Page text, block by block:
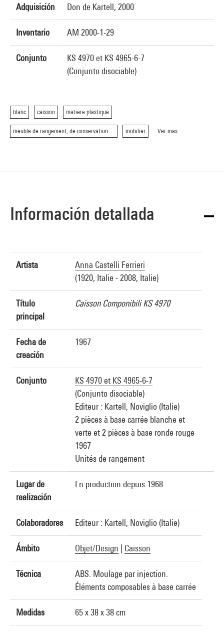
Adquisición Don de Kartell, 2000
Inventario AM 2000-1-29
Conjunto
KS 4970 et KS 4965-6-7
(Conjunto disociable)
blanc caisson matière plastique
meuble de rangement, de conservation… mobilier Ver más
Información detallada
Artista
Anna Castelli Ferrieri
(1920, Italie - 2008, Italie)
Título
principal
Caisson Componibili KS 4970
Fecha de
creación
1967
Conjunto
KS 4970 et KS 4965-6-7
(Conjunto disociable)
Editeur : Kartell, Noviglio (Italie)
2 pièces à base carrée blanche et
verte et 2 pièces à base ronde rouge
1967
Unités de rangement
Lugar de
realización
En production depuis 1968
Colaboradores Editeur : Kartell, Noviglio (Italie)
Ámbito Objet/Design Caisson
Técnica
ABS. Moulage par injection.
Éléments composables à base carrée
Medidas 65 x 38 x 38 cm